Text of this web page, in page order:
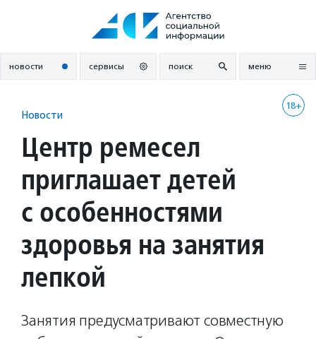
новости сервисы поиск меню
18+
Новости
Центр ремесел
приглашает детей
с особенностями
здоровья на занятия
лепкой
Занятия предусматривают совместную